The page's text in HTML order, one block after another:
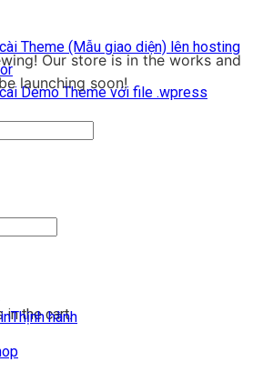
Theme (Mẫu giao diện) lên hosting
Demo Theme với file .wpress
in the cart.
Our store is in the works and
launching soon!